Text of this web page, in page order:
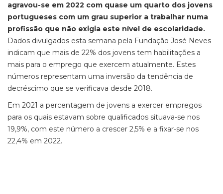
agravou-se em 2022 com quase um quarto dos jovens
portugueses com um grau superior a trabalhar numa
profissão que não exigia este nível de escolaridade.
Dados divulgados esta semana pela Fundação José Neves
indicam que mais de 22% dos jovens tem habilitações a
mais para o emprego que exercem atualmente. Estes
números representam uma inversão da tendência de
decréscimo que se verificava desde 2018.
Em 2021 a percentagem de jovens a exercer empregos
para os quais estavam sobre qualificados situava-se nos
19,9%, com este número a crescer 2,5% e a fixar-se nos
22,4% em 2022.